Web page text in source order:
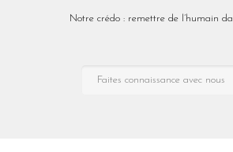
Notre crédo : remettre de l’humain
Faites connaissance avec nous